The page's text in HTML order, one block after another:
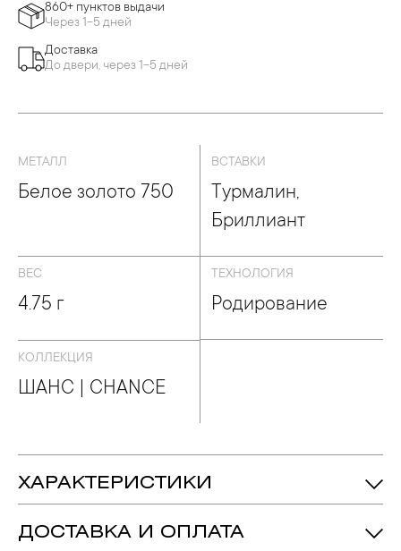
860+ пунктов выдачи
Через 1-5 дней
Доставка
До двери, через 1-5 дней
МЕТАЛЛ
Белое золото 750
ВСТАВКИ
Турмалин,
Бриллиант
ВЕС
4.75 г
ТЕХНОЛОГИЯ
Родирование
КОЛЛЕКЦИЯ
ШАНС | CHANCE
ХАРАКТЕРИСТИКИ
Вставка:
Турмалин - Количество: 1, Форма:
ДОСТАВКА И ОПЛАТА